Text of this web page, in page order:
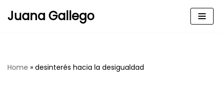
Juana Gallego
Home » desinterés hacia la desigualdad